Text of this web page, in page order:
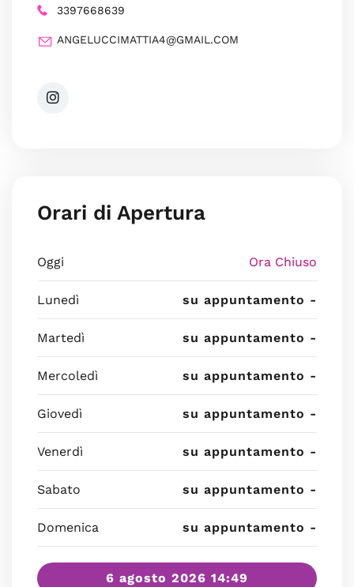
3397668639
ANGELUCCIMATTIA4@GMAIL.COM
Orari di Apertura
Oggi Ora Chiuso
Lunedì su appuntamento -
Martedì su appuntamento -
Mercoledì su appuntamento -
Giovedì su appuntamento -
Venerdì su appuntamento -
Sabato su appuntamento -
Domenica su appuntamento -
6 agosto 2026 14:49